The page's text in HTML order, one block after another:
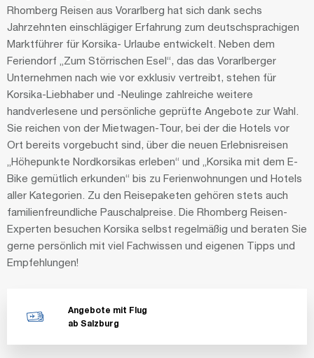
Rhomberg Reisen aus Vorarlberg hat sich dank sechs
Jahrzehnten einschlägiger Erfahrung zum deutschsprachigen
Marktführer für Korsika- Urlaube entwickelt. Neben dem
Feriendorf „Zum Störrischen Esel“, das das Vorarlberger
Unternehmen nach wie vor exklusiv vertreibt, stehen für
Korsika-Liebhaber und -Neulinge zahlreiche weitere
handverlesene und persönliche geprüfte Angebote zur Wahl.
Sie reichen von der Mietwagen-Tour, bei der die Hotels vor
Ort bereits vorgebucht sind, über die neuen Erlebnisreisen
„Höhepunkte Nordkorsikas erleben“ und „Korsika mit dem E-
Bike gemütlich erkunden“ bis zu Ferienwohnungen und Hotels
aller Kategorien. Zu den Reisepaketen gehören stets auch
familienfreundliche Pauschalpreise. Die Rhomberg Reisen-
Experten besuchen Korsika selbst regelmäßig und beraten Sie
gerne persönlich mit viel Fachwissen und eigenen Tipps und
Empfehlungen!
Angebote mit Flug
ab Salzburg